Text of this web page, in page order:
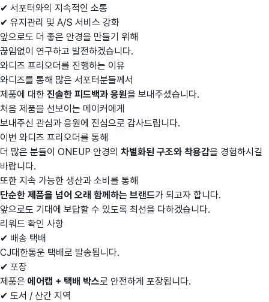
✔ 서포터와의 지속적인 소통
✔ 유지관리 및 A/S 서비스 강화
앞으로도 더 좋은 안경을 만들기 위해
끊임없이 연구하고 발전하겠습니다.
와디즈 프리오더를 진행하는 이유
와디즈를 통해 많은 서포터분들께서
제품에 대한 진솔한 피드백과 응원을 보내주셨습니다.
처음 제품을 선보이는 메이커에게
보내주신 관심과 응원에 진심으로 감사드립니다.
이번 와디즈 프리오더를 통해
더 많은 분들이 ONEUP 안경의 차별화된 구조와 착용감을 경험하시길
바랍니다.
또한 지속 가능한 생산과 소비를 통해
단순한 제품을 넘어 오래 함께하는 브랜드가 되고자 합니다.
앞으로도 기대에 보답할 수 있도록 최선을 다하겠습니다.
리워드 확인 사항
✔ 배송 택배
CJ대한통운 택배로 발송됩니다.
✔ 포장
제품은 에어캡 + 택배 박스로 안전하게 포장됩니다.
✔ 도서 / 산간 지역